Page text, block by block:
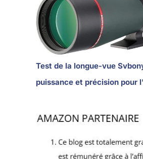
Test de la longue-vue
puissance et précision pour